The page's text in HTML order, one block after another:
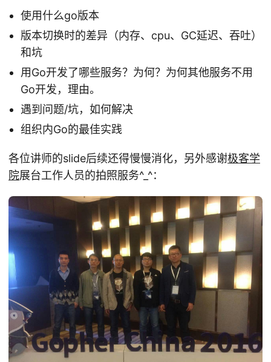
使用什么go版本
版本切换时的差异（内存、cpu、GC延迟、吞吐）
和坑
用Go开发了哪些服务？为何？为何其他服务不用
Go开发，理由。
遇到问题/坑，如何解决
组织内Go的最佳实践
各位讲师的slide后续还得慢慢消化，另外感谢极客学
院展台工作人员的拍照服务^_^：